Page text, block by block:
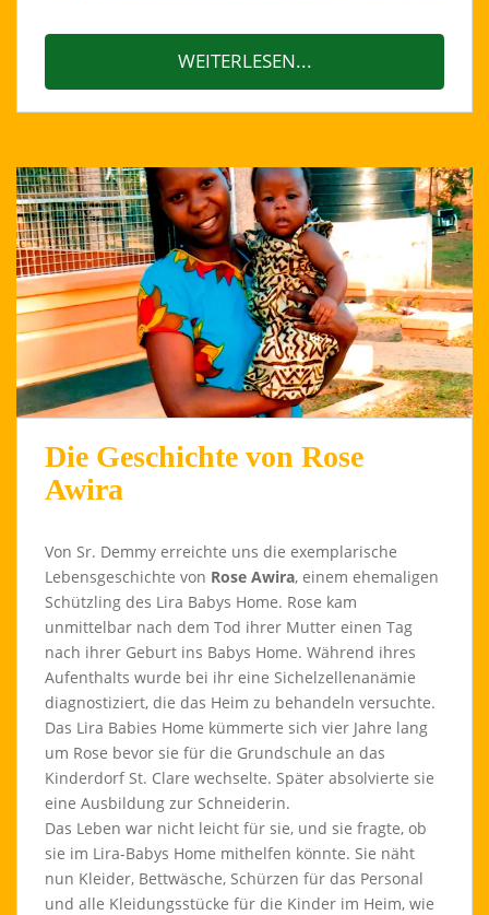
WEITERLESEN...
Die Geschichte von Rose
Awira
Von Sr. Demmy erreichte uns die exemplarische
Lebensgeschichte von Rose Awira, einem ehemaligen
Schützling des Lira Babys Home. Rose kam
unmittelbar nach dem Tod ihrer Mutter einen Tag
nach ihrer Geburt ins Babys Home. Während ihres
Aufenthalts wurde bei ihr eine Sichelzellenanämie
diagnostiziert, die das Heim zu behandeln versuchte.
Das Lira Babies Home kümmerte sich vier Jahre lang
um Rose bevor sie für die Grundschule an das
Kinderdorf St. Clare wechselte. Später absolvierte sie
eine Ausbildung zur Schneiderin.
Das Leben war nicht leicht für sie, und sie fragte, ob
sie im Lira-Babys Home mithelfen könnte. Sie näht
nun Kleider, Bettwäsche, Schürzen für das Personal
und alle Kleidungsstücke für die Kinder im Heim, wie